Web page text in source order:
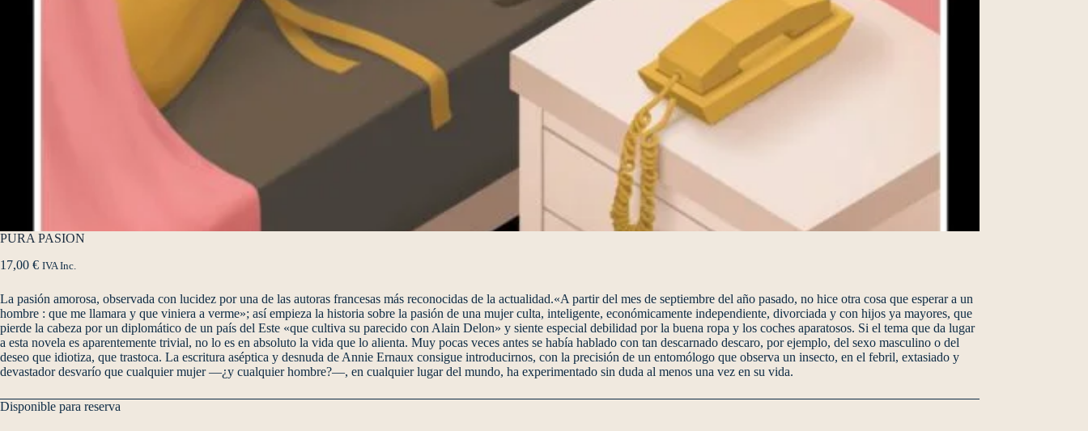
PURA PASION
17,00 € IVA Inc.
La pasión amorosa, observada con lucidez por una de las autoras francesas más reconocidas de la actualidad.«A partir del mes de septiembre del año pasado, no hice otra cosa que esperar a un
hombre : que me llamara y que viniera a verme»; así empieza la historia sobre la pasión de una mujer culta, inteligente, económicamente independiente, divorciada y con hijos ya mayores, que
pierde la cabeza por un diplomático de un país del Este «que cultiva su parecido con Alain Delon» y siente especial debilidad por la buena ropa y los coches aparatosos. Si el tema que da lugar
a esta novela es aparentemente trivial, no lo es en absoluto la vida que lo alienta. Muy pocas veces antes se había hablado con tan descarnado descaro, por ejemplo, del sexo masculino o del
deseo que idiotiza, que trastoca. La escritura aséptica y desnuda de Annie Ernaux consigue introducirnos, con la precisión de un entomólogo que observa un insecto, en el febril, extasiado y
devastador desvarío que cualquier mujer —¿y cualquier hombre?—, en cualquier lugar del mundo, ha experimentado sin duda al menos una vez en su vida.
Disponible para reserva